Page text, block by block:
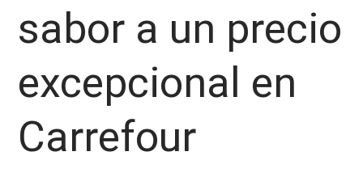
sabor a un precio
excepcional en
Carrefour